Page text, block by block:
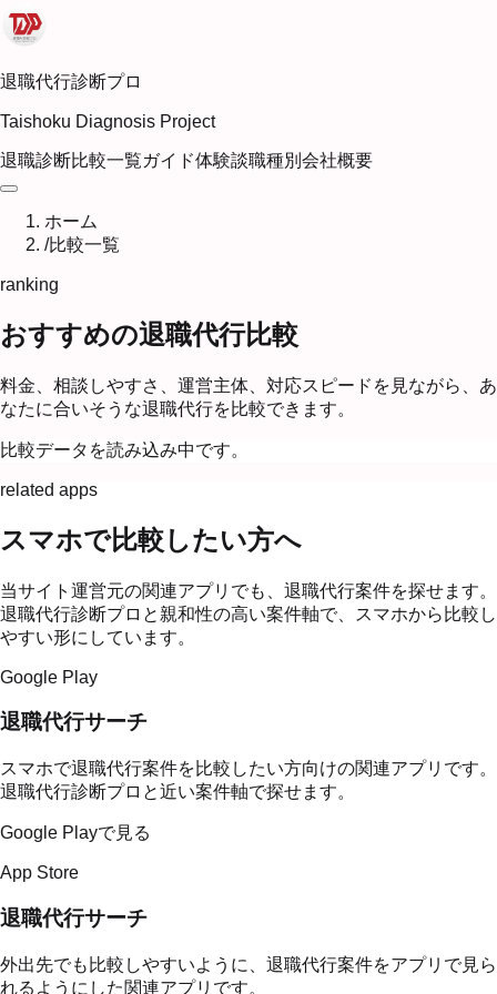
退職代行診断プロ
Taishoku Diagnosis Project
退職診断比較一覧ガイド体験談職種別 会社概要
ホーム
/比較一覧
ranking
おすすめの退職代行比較
料金、相談しやすさ、運営主体、対応スピードを見ながら、あ
なたに合いそうな退職代行を比較できます。
比較データを読み込み中です。
related apps
スマホで比較したい方へ
当サイト運営元の関連アプリでも、退職代行案件を探せます。
退職代行診断プロと親和性の高い案件軸で、スマホから比較し
やすい形にしています。
Google Play
退職代行サーチ
スマホで退職代行案件を比較したい方向けの関連アプリです。
退職代行診断プロと近い案件軸で探せます。
Google Playで見る
App Store
退職代行サーチ
外出先でも比較しやすいように、退職代行案件をアプリで見ら
れるようにした関連アプリです。